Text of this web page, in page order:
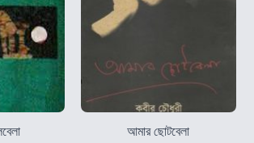
আমার ছোটবেলা